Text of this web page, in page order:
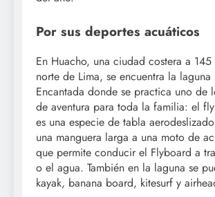
Por sus deportes acuáticos
En Huacho, una ciudad costera a
norte de Lima, se encuentra la laguna
Encantada donde se practica uno de
de aventura para toda la familia: el
es una especie de tabla
una manguera larga a una moto de
que permite conducir el Flyboard a
o el agua. También en la laguna se
kayak, banana board, kitesurf y